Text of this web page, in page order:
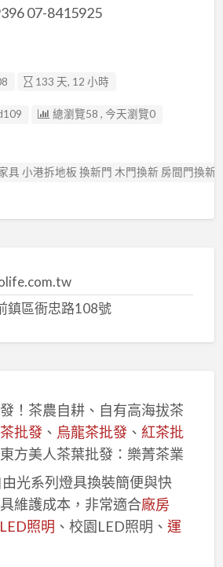
07-8415925
133 天, 12 小時
總瀏覽58 , 今天瀏覽0
具 小港拆地板 換新門 木門換新 房間門換新
鎮區衙忠路108號
！茶農自耕、自有高海拔茶
批發、 烏龍茶批發、 紅茶批
方美人茶葉批發：樂菁茶業
光系列燈具換裝簡便與快
維護成本，非常適合廠房
照明 、校園LED照明、 運